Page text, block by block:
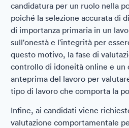
candidatura per un ruolo nella
poiché la selezione accurata di
di importanza primaria in un
sull'onestà e l'integrità per
questo motivo, la fase di
controllo di idoneità online e un
anteprima del lavoro per
tipo di lavoro che comporta la
Infine, ai candidati viene
valutazione comportamentale